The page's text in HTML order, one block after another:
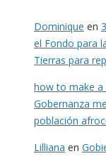
Dominique en
el Fondo para
Tierras para
how to make
Gobernanza
población
Lilliana en